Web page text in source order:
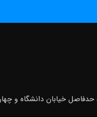
خیابان دانشگاه و چهار راه